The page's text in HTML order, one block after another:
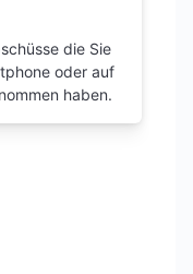
die Sie
oder auf
haben.